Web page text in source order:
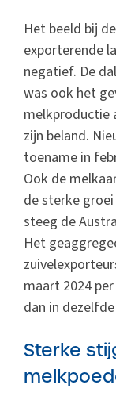
Het beeld bij
exporterende
negatief. De
was ook het
melkproductie
zijn beland.
toename in
Ook de
de sterke
steeg de
Het
maart 2024
dan in
Sterke